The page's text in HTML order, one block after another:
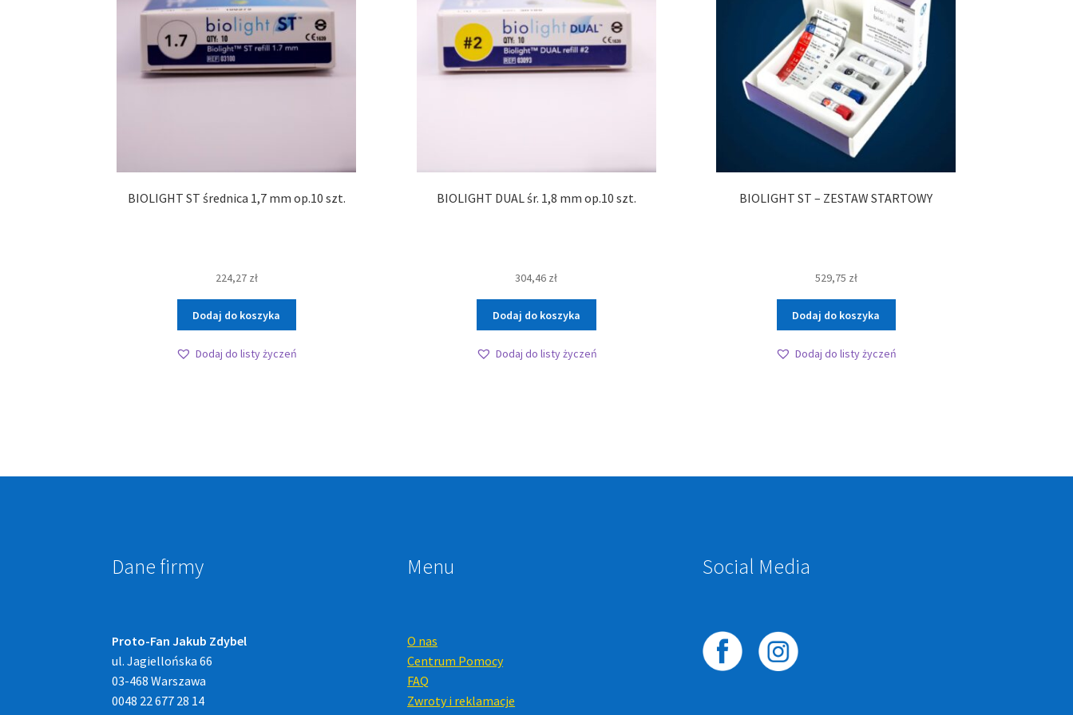
BIOLIGHT ST średnica 1,7 mm op.10 szt.
224,27 zł
Dodaj do koszyka
Dodaj do listy życzeń
BIOLIGHT DUAL śr. 1,8 mm op.10 szt.
304,46 zł
Dodaj do koszyka
Dodaj do listy życzeń
BIOLIGHT ST – ZESTAW STARTOWY
529,75 zł
Dodaj do koszyka
Dodaj do listy życzeń
Dane firmy
Proto-Fan Jakub Zdybel
ul. Jagiellońska 66
03-468 Warszawa
0048 22 677 28 14
Menu
O nas
Centrum Pomocy
FAQ
Zwroty i reklamacje
Social Media